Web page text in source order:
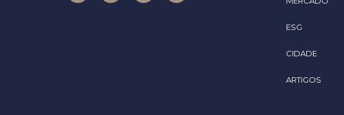
ESG
CIDADE
ARTIGOS